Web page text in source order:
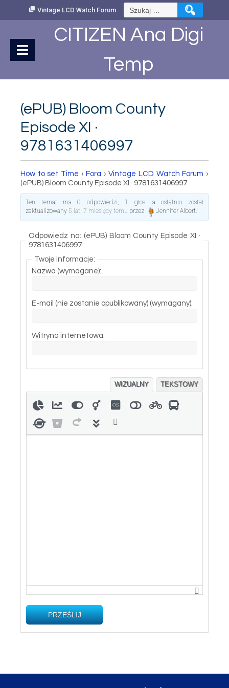
Vintage LCD Watch Forum Szukaj:
CITIZEN Ana Digi
Temp
(ePUB) Bloom County
Episode XI ·
9781631406997
How to set Time › Fora › Vintage LCD Watch Forum ›
(ePUB) Bloom County Episode XI · 9781631406997
Ten temat ma 0 odpowiedzi, 1 głos, a ostatnio został
zaktualizowany 5 lat, 7 miesięcy temu przez Jennifer Albert.
Odpowiedz na: (ePUB) Bloom County Episode XI ·
9781631406997
Twoje informacje:
Nazwa (wymagane):
E-mail (nie zostanie opublikowany) (wymagany):
Witryna internetowa:
WIZUALNY TEKSTOWY
PRZEŚLIJ